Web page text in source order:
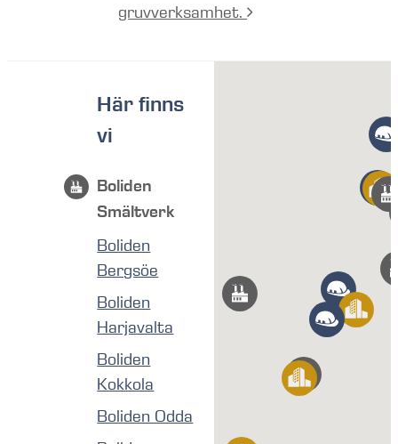
gruvverksamhet.
Här finns
vi
Boliden
Smältverk
Boliden
Bergsöe
Boliden
Harjavalta
Boliden
Kokkola
Boliden Odda